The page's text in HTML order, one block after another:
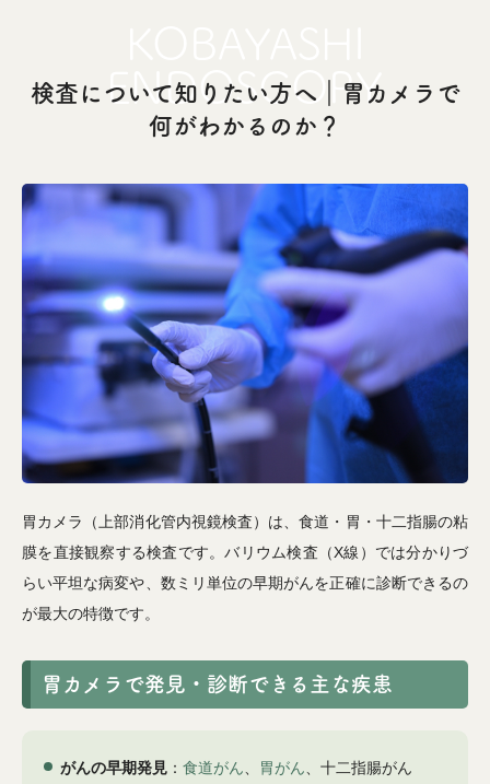
検査について知りたい方へ｜胃カメラで
何がわかるのか？
胃カメラ（上部消化管内視鏡検査）は、食道・胃・十二指腸の粘
膜を直接観察する検査です。バリウム検査（X線）では分かりづ
らい平坦な病変や、数ミリ単位の早期がんを正確に診断できるの
が最大の特徴です。
胃カメラで発見・診断できる主な疾患
がんの早期発見 ： 食道がん 胃がん 、十二指腸がん